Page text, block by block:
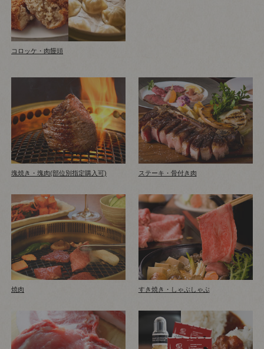
コロッケ・肉饅頭
塊焼き・塊肉(部位別指定購入可) ステーキ・骨付き肉
焼肉 すき焼き・しゃぶしゃぶ